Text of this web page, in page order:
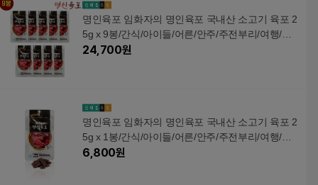
명인육포 임화자의 명인육포 국내산 소고기 육포 2
5g x 9봉/간식/아이들/어른/안주/주전부리/여행/선
물
24,700원
명인육포 임화자의 명인육포 국내산 소고기 육포 2
5g x 1봉/간식/아이들/어른/안주/주전부리/여행/선
물
6,800원